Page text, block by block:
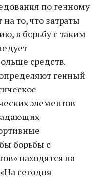
по генному
то, что затраты
в борьбу с таким
средств.
генный
элементов
борьбы с
находятся на
сегодня